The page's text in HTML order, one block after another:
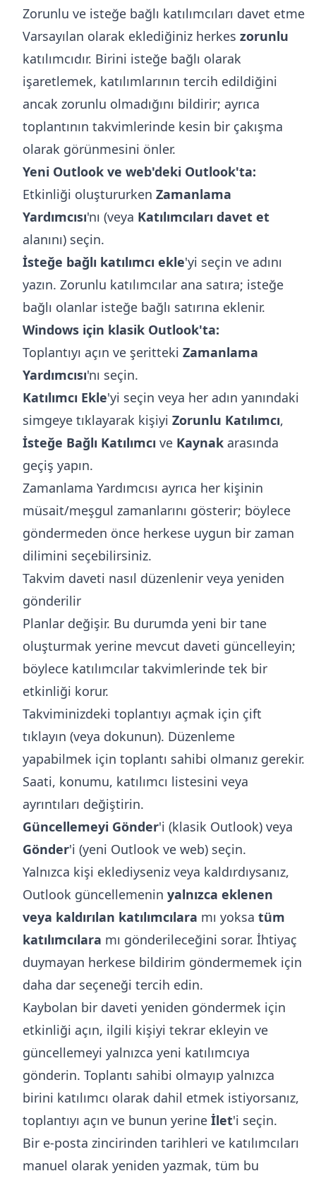
Zorunlu ve isteğe bağlı katılımcıları davet etme
Varsayılan olarak eklediğiniz herkes zorunlu
katılımcıdır. Birini isteğe bağlı olarak
işaretlemek, katılımlarının tercih edildiğini
ancak zorunlu olmadığını bildirir; ayrıca
toplantının takvimlerinde kesin bir çakışma
olarak görünmesini önler.
Yeni Outlook ve web'deki Outlook'ta:
Etkinliği oluştururken Zamanlama
Yardımcısı'nı (veya Katılımcıları davet et
alanını) seçin.
İsteğe bağlı katılımcı ekle'yi seçin ve adını
yazın. Zorunlu katılımcılar ana satıra; isteğe
bağlı olanlar isteğe bağlı satırına eklenir.
Windows için klasik Outlook'ta:
Toplantıyı açın ve şeritteki Zamanlama
Yardımcısı'nı seçin.
Katılımcı Ekle'yi seçin veya her adın yanındaki
simgeye tıklayarak kişiyi Zorunlu Katılımcı,
İsteğe Bağlı Katılımcı ve Kaynak arasında
geçiş yapın.
Zamanlama Yardımcısı ayrıca her kişinin
müsait/meşgul zamanlarını gösterir; böylece
göndermeden önce herkese uygun bir zaman
dilimini seçebilirsiniz.
Takvim daveti nasıl düzenlenir veya yeniden
gönderilir
Planlar değişir. Bu durumda yeni bir tane
oluşturmak yerine mevcut daveti güncelleyin;
böylece katılımcılar takvimlerinde tek bir
etkinliği korur.
Takviminizdeki toplantıyı açmak için çift
tıklayın (veya dokunun). Düzenleme
yapabilmek için toplantı sahibi olmanız gerekir.
Saati, konumu, katılımcı listesini veya
ayrıntıları değiştirin.
Güncellemeyi Gönder'i (klasik Outlook) veya
Gönder'i (yeni Outlook ve web) seçin.
Yalnızca kişi eklediyseniz veya kaldırdıysanız,
Outlook güncellemenin yalnızca eklenen
veya kaldırılan katılımcılara mı yoksa tüm
katılımcılara mı gönderileceğini sorar. İhtiyaç
duymayan herkese bildirim göndermemek için
daha dar seçeneği tercih edin.
Kaybolan bir daveti yeniden göndermek için
etkinliği açın, ilgili kişiyi tekrar ekleyin ve
güncellemeyi yalnızca yeni katılımcıya
gönderin. Toplantı sahibi olmayıp yalnızca
birini katılımcı olarak dahil etmek istiyorsanız,
toplantıyı açın ve bunun yerine İlet'i seçin.
Bir e-posta zincirinden tarihleri ve katılımcıları
manuel olarak yeniden yazmak, tüm bu